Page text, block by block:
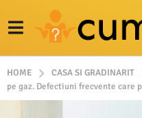
HOME CASA SI GRADINARIT
pe gaz. Defectiuni frecvente care